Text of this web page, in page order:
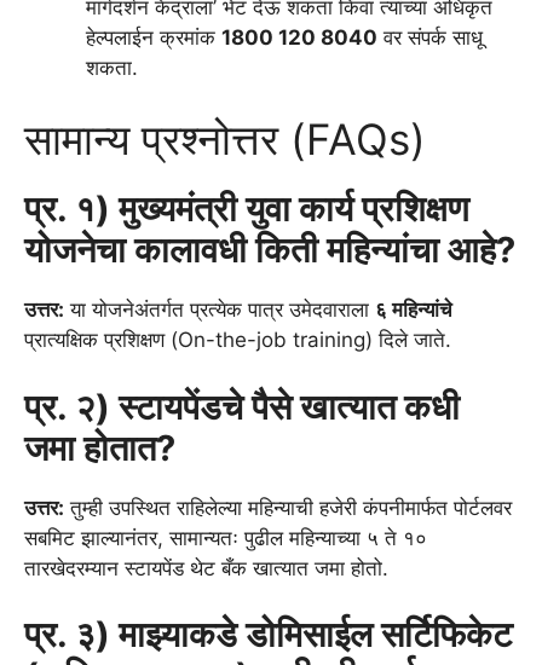
मार्गदर्शन केंद्राला’ भेट देऊ शकता किंवा त्यांच्या अधिकृत
हेल्पलाईन क्रमांक 1800 120 8040 वर संपर्क साधू
शकता.
सामान्य प्रश्नोत्तर (FAQs)
प्र. १) मुख्यमंत्री युवा कार्य प्रशिक्षण
योजनेचा कालावधी किती महिन्यांचा आहे?
उत्तर: या योजनेअंतर्गत प्रत्येक पात्र उमेदवाराला ६ महिन्यांचे
प्रात्यक्षिक प्रशिक्षण (On-the-job training) दिले जाते.
प्र. २) स्टायपेंडचे पैसे खात्यात कधी
जमा होतात?
उत्तर: तुम्ही उपस्थित राहिलेल्या महिन्याची हजेरी कंपनीमार्फत पोर्टलवर
सबमिट झाल्यानंतर, सामान्यतः पुढील महिन्याच्या ५ ते १०
तारखेदरम्यान स्टायपेंड थेट बँक खात्यात जमा होतो.
प्र. ३) माझ्याकडे डोमिसाईल सर्टिफिकेट